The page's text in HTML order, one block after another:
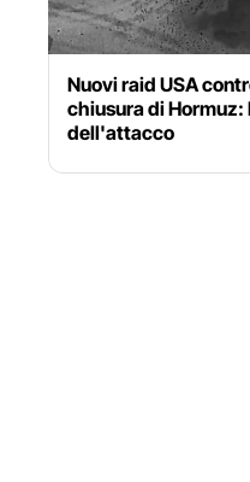
Nuovi raid USA
chiusura di Hormuz:
dell'attacco